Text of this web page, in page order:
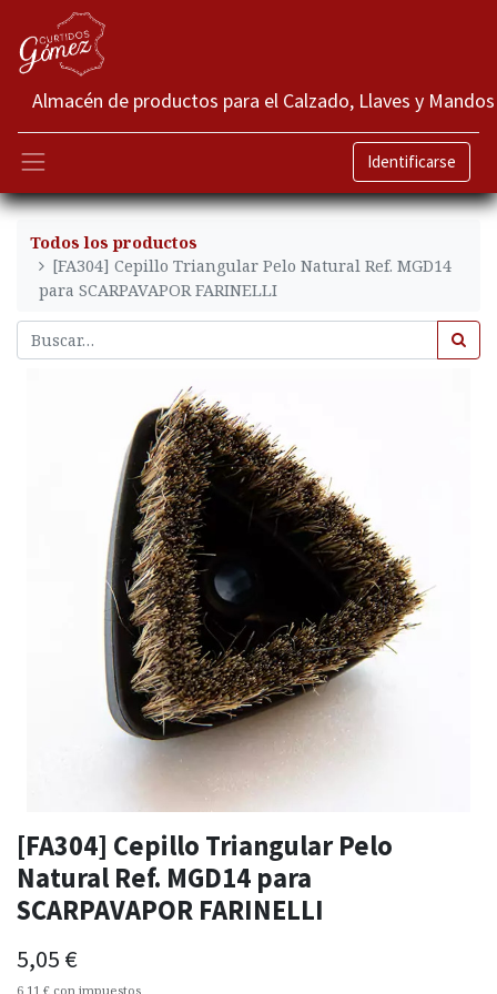
Almacén de productos para el Calzado, Llaves y Mandos
Identificarse
Todos los productos
[FA304] Cepillo Triangular Pelo Natural Ref. MGD14
para SCARPAVAPOR FARINELLI
[FA304] Cepillo Triangular Pelo
Natural Ref. MGD14 para
SCARPAVAPOR FARINELLI
5,05 €
6,11 € con impuestos